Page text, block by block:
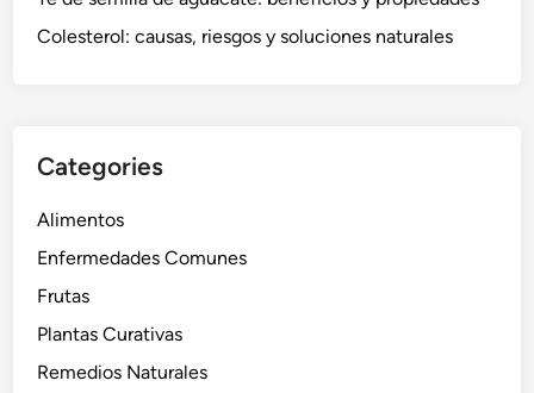
Colesterol: causas, riesgos y soluciones naturales
Categories
Alimentos
Enfermedades Comunes
Frutas
Plantas Curativas
Remedios Naturales